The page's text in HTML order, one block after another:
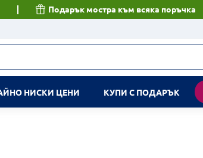
Подарък мостра към всяка поръчка
НИСКИ ЦЕНИ КУПИ С ПОДАРЪК